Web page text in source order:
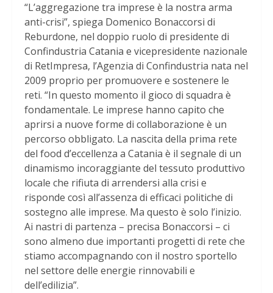
“L’aggregazione tra imprese è la nostra arma
anti-crisi”, spiega Domenico Bonaccorsi di
Reburdone, nel doppio ruolo di presidente di
Confindustria Catania e vicepresidente nazionale
di RetImpresa, l’Agenzia di Confindustria nata nel
2009 proprio per promuovere e sostenere le
reti. “In questo momento il gioco di squadra è
fondamentale. Le imprese hanno capito che
aprirsi a nuove forme di collaborazione è un
percorso obbligato. La nascita della prima rete
del food d’eccellenza a Catania è il segnale di un
dinamismo incoraggiante del tessuto produttivo
locale che rifiuta di arrendersi alla crisi e
risponde così all’assenza di efficaci politiche di
sostegno alle imprese. Ma questo è solo l’inizio.
Ai nastri di partenza – precisa Bonaccorsi – ci
sono almeno due importanti progetti di rete che
stiamo accompagnando con il nostro sportello
nel settore delle energie rinnovabili e
dell’edilizia”.